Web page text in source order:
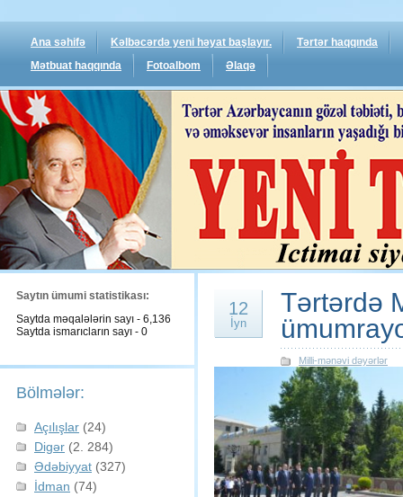
Ana səhifə Kəlbəcərdə yeni həyat başlayır.
Tərtər haqqında
Mətbuat haqqında
Fotoalbom Əlaqə
Saytın ümumi statistikası:
Saytda məqalələrin sayı - 6,136
Saytda ismarıcların sayı - 0
Bölmələr:
Açılışlar (24)
Digər (2. 284)
Ədəbiyyat (327)
İdman (74)
12
İyn
Tərtərdə
Milli-mənəvi dəyərlər